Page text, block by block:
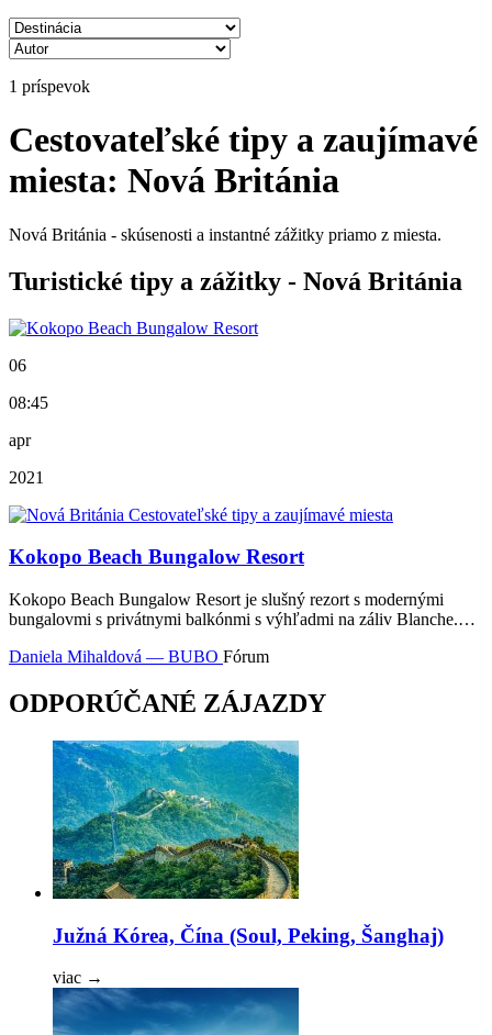
1 príspevok
Cestovateľské tipy a zaujímavé
miesta: Nová Británia
Nová Británia - skúsenosti a instantné zážitky priamo z miesta.
Turistické tipy a zážitky - Nová Británia
06
08:45
apr
2021
Kokopo Beach Bungalow Resort
Kokopo Beach Bungalow Resort je slušný rezort s modernými
bungalovmi s privátnymi balkónmi s výhľadmi na záliv Blanche.…
Daniela Mihaldová — BUBO Fórum
ODPORÚČANÉ ZÁJAZDY
Južná Kórea, Čína (Soul, Peking, Šanghaj)
viac →